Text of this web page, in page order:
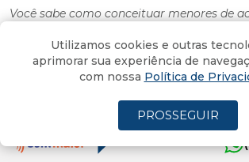
Você sabe como conceituar menores de
Henrique Packter
11/03/2024 - 09:42
Atualizado em 11/03/2024 - 09:43
Utilizamos cookies e outras
aprimorar sua experiência de
com nossa Política de
PROSSEGUIR